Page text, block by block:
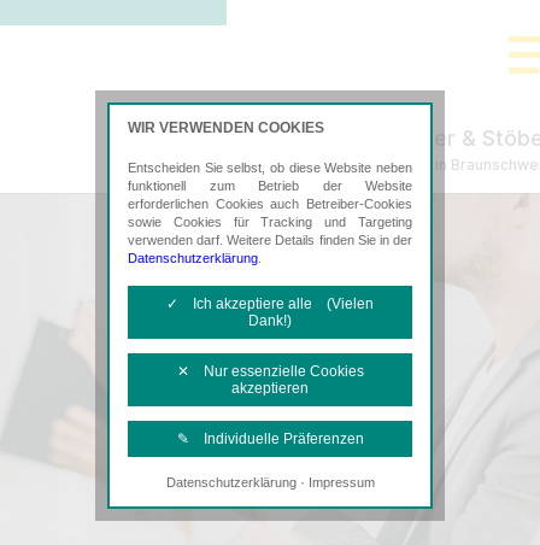
Tischer &
Steuerberatung in
WIR VERWENDEN COOKIES
Entscheiden Sie selbst, ob diese Website neben
funktionell zum Betrieb der Website
erforderlichen Cookies auch Betreiber-Cookies
sowie Cookies für Tracking und Targeting
verwenden darf. Weitere Details finden Sie in der
Datenschutzerklärung
✓ Ich akzeptiere alle (Vielen
Dank!)
✕ Nur essenzielle Cookies
akzeptieren
✎ Individuelle Präferenzen
Notwendige Cookies
Diese Cookies sind erforderlich, um die
Datenschutzerklärung· Impressum